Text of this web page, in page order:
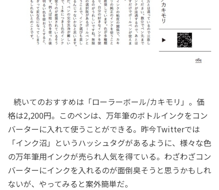
続いてのおすすめは「ローラーボール/カキモリ」。価
格は2,200円。このペンは、万年筆のボトルインクをコン
バーターに入れて使うことができる。昨今Twitterでは
「インク沼」というハッシュタグがあるように、様々な色
の万年筆用インクが売られ人気を得ている。わざわざコン
バーターにインクを入れるのが面倒臭そうと思うかもしれ
ないが、やってみると案外簡単だ。